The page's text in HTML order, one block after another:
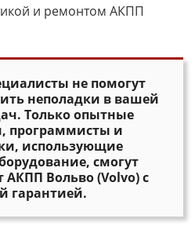
и ремонтом АКПП
не помогут
неполадки в вашей
Только опытные
программисты и
использующие
смогут
АКПП Вольво (Volvo) с
гарантией.